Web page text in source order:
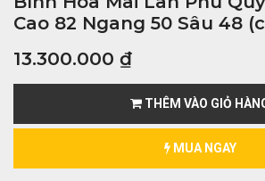
Cao 82 Ngang 50 Sâu 48
13.300.000 ₫
THÊM VÀO GIỎ
MUA NGAY